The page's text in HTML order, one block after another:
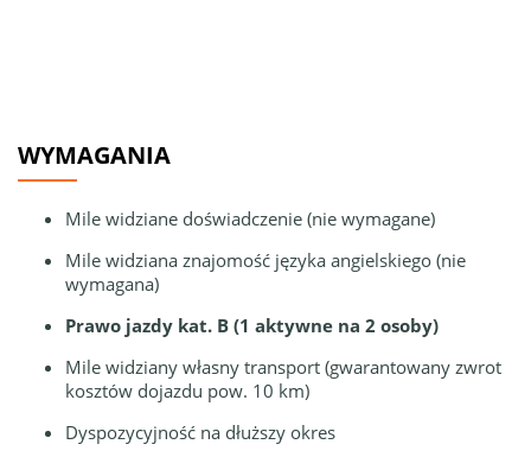
WYMAGANIA
Mile widziane doświadczenie (nie wymagane)
Mile widziana znajomość języka angielskiego (nie
wymagana)
Prawo jazdy kat. B (1 aktywne na 2 osoby)
Mile widziany własny transport (gwarantowany zwrot
kosztów dojazdu pow. 10 km)
Dyspozycyjność na dłuższy okres